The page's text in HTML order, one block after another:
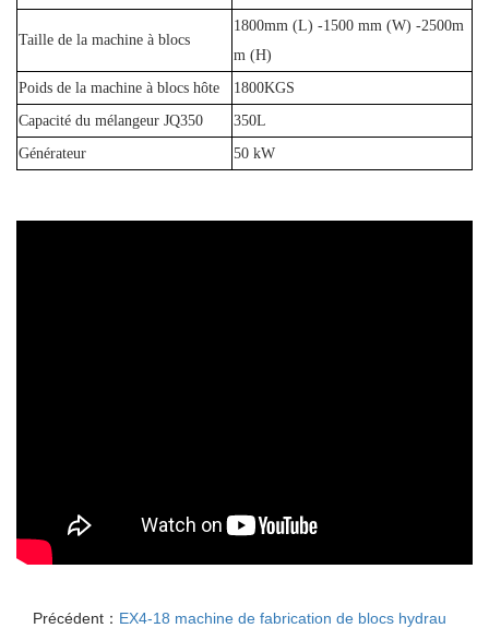
Taille de la machine à blocs
1800mm (L) -1500 mm (W) -2500m
m (H)
Poids de la machine à blocs hôte
1800KGS
Capacité du mélangeur JQ350
350L
Générateur
50 kW
Précédent： EX4-18 machine de fabrication de blocs hydrau